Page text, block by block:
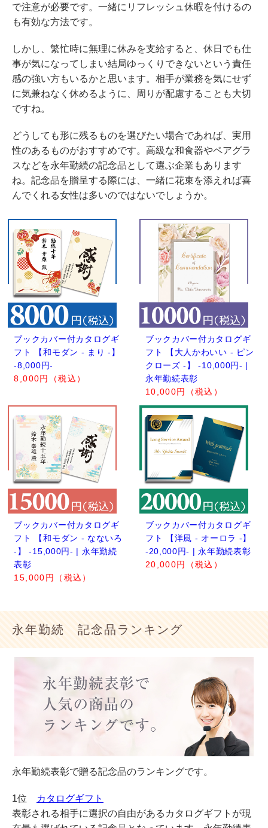
で注意が必要です。一緒にリフレッシュ休暇を付けるの
も有効な方法です。
しかし、繁忙時に無理に休みを支給すると、休日でも仕
事が気になってしまい結局ゆっくりできないという責任
感の強い方もいるかと思います。相手が業務を気にせず
に気兼ねなく休めるように、周りが配慮することも大切
ですね。
どうしても形に残るものを選びたい場合であれば、実用
性のあるものがおすすめです。高級な和食器やペアグラ
スなどを永年勤続の記念品として選ぶ企業もあります
ね。記念品を贈呈する際には、一緒に花束を添えれば喜
んでくれる女性は多いのではないでしょうか。
ブックカバー付カタログギ
フト 【和モダン - まり -】
-8,000円-
8,000円（税込）
ブックカバー付カタログギ
フト 【大人かわいい - ピン
クローズ -】 -10,000円- |
永年勤続表彰
10,000円（税込）
ブックカバー付カタログギ
フト 【和モダン - なないろ
-】 -15,000円- | 永年勤続
表彰
15,000円（税込）
ブックカバー付カタログギ
フト 【洋風 - オーロラ -】
-20,000円- | 永年勤続表彰
20,000円（税込）
永年勤続 記念品ランキング
永年勤続表彰で贈る記念品のランキングです。
1位
カタログギフト
表彰される相手に選択の自由があるカタログギフトが現